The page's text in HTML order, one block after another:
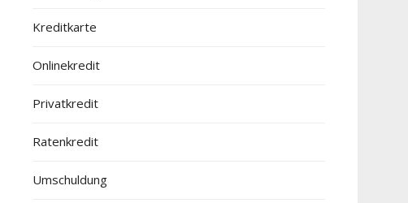
Kreditkarte
Onlinekredit
Privatkredit
Ratenkredit
Umschuldung